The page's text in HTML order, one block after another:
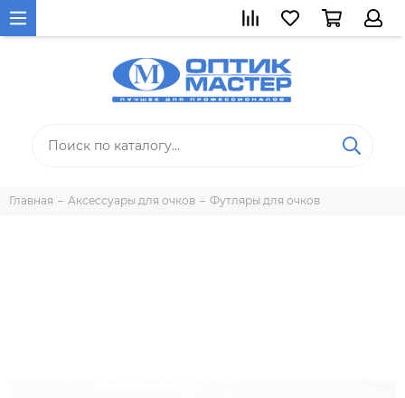
Главная Аксессуары для очков Футляры для очков